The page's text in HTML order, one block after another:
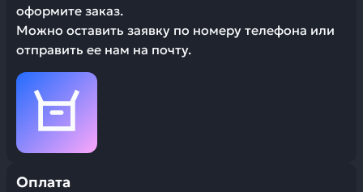
оформите заказ.
Можно оставить заявку по номеру телефона или
отправить ее нам на почту.
Оплата